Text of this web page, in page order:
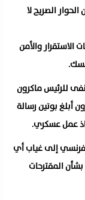
الصريح لا
الاستقرار والأمن
للرئيس ماكرون
أبلغ بوتين رسالة
عمل عسكري.
إلى غياب أي
المقترحات